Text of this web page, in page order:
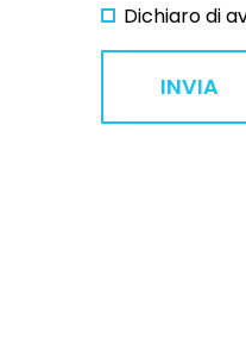
Dichiaro di
INVIA